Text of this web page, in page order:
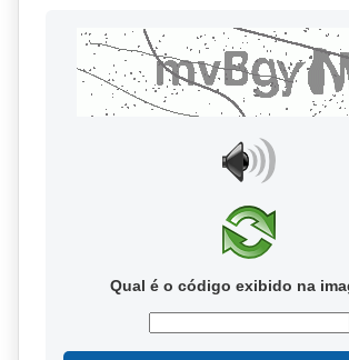
Qual é o código exibido na